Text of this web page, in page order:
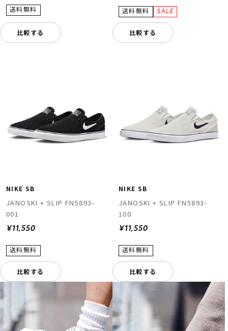
比較する 比較する
NIKE SB
JANOSKI + SLIP FN5893-
001
¥11,550
比較する
NIKE SB
JANOSKI + SLIP FN5893-
100
¥11,550
比較する